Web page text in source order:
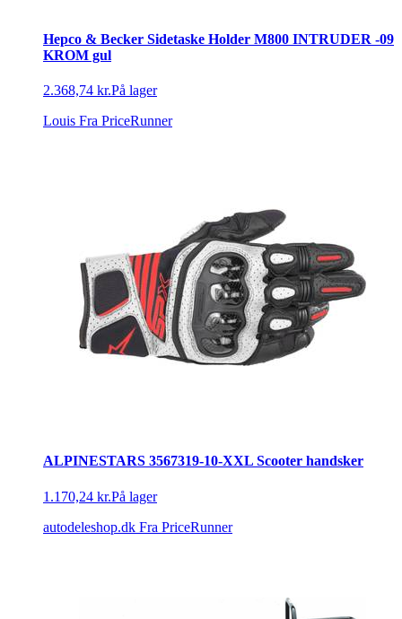
Hepco & Becker Sidetaske Holder M800 INTRUDER -09
KROM gul
2.368,74 kr.På lager
Louis Fra PriceRunner
ALPINESTARS 3567319-10-XXL Scooter handsker
1.170,24 kr.På lager
autodeleshop.dk Fra PriceRunner